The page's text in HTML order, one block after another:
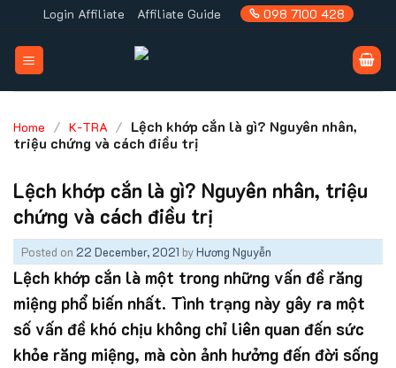
to
content
Login Affiliate Affiliate Guide 098 7100 428
Home / K-TRA / Lệch khớp cắn là gì? Nguyên nhân,
triệu chứng và cách điều trị
Lệch khớp cắn là gì? Nguyên nhân, triệu
chứng và cách điều trị
Posted on 22 December, 2021 byHương Nguyễn
Lệch khớp cắn là một trong những vấn đề răng
miệng phổ biến nhất. Tình trạng này gây ra một
số vấn đề khó chịu không chỉ liên quan đến sức
khỏe răng miệng, mà còn ảnh hưởng đến đời sống